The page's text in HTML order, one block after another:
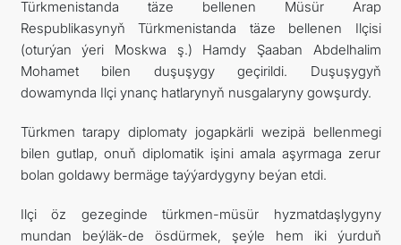
Türkmenistanda täze bellenen Müsür Arap
Respublikasynyň Türkmenistanda täze bellenen Ilçisi
(oturýan ýeri Moskwa ş.) Hamdy Şaaban Abdelhalim
Mohamet bilen duşuşygy geçirildi. Duşuşygyň
dowamynda Ilçi ynanç hatlarynyň nusgalaryny gowşurdy.
Türkmen tarapy diplomaty jogapkärli wezipä bellenmegi
bilen gutlap, onuň diplomatik işini amala aşyrmaga zerur
bolan goldawy bermäge taýýardygyny beýan etdi.
Ilçi öz gezeginde türkmen-müsür hyzmatdaşlygyny
mundan beýläk-de ösdürmek, şeýle hem iki ýurduň